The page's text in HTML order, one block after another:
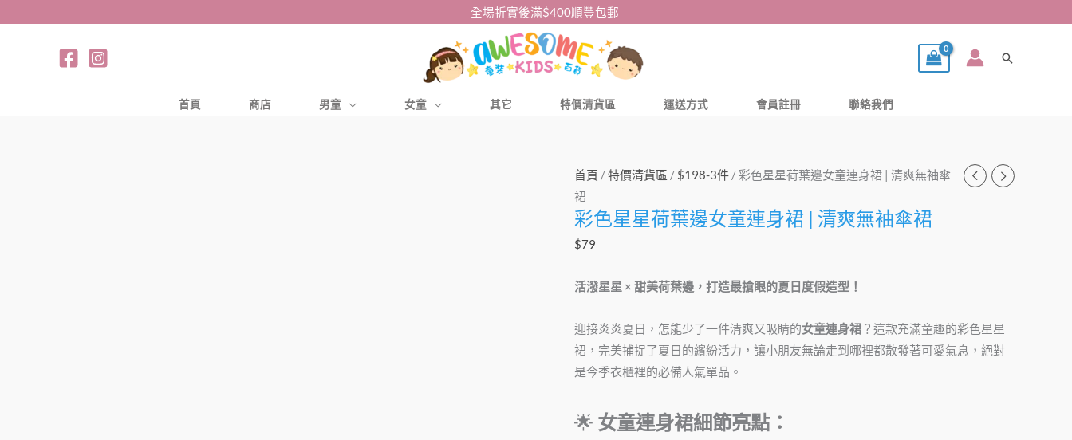
全場折實後滿$400順豐包郵
搜
首頁 商店 男童 女童 其它 特價清貨區 運送方式 會員註冊 聯絡我們
首頁 /特價清貨區 / $198-3件 / 彩色星星荷葉邊女童連身裙 | 清爽無袖傘
裙
彩色星星荷葉邊女童連身裙 | 清爽無袖傘裙
$79
活潑星星 × 甜美荷葉邊，打造最搶眼的夏日度假造型！
迎接炎炎夏日，怎能少了一件清爽又吸睛的女童連身裙 ？這款充滿童趣的彩色星星
裙，完美捕捉了夏日的繽紛活力，讓小朋友無論走到哪裡都散發著可愛氣息，絕對
是今季衣櫃裡的必備人氣單品。
🌟 女童連身裙細節亮點：
彩
色
星
星
葉
女
童
連
裙
|